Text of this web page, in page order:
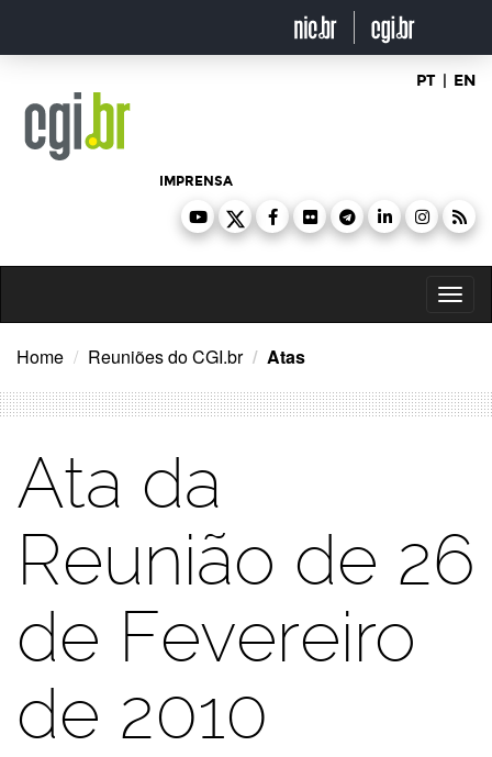
o
PT | EN
IMPRENSA
Home Reuniões do CGI.br Atas
Ata da
Reunião de 26
de Fevereiro
de 2010